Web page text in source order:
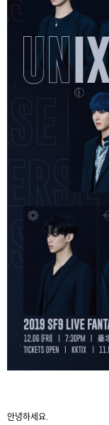
안녕하세요